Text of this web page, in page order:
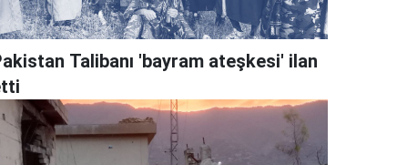
Talibanı 'bayram ateşkesi' ilan